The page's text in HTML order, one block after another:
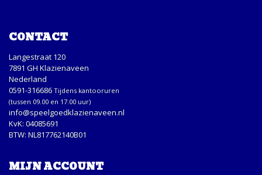
CONTACT
Langestraat 120
7891 GH Klazienaveen
Nederland
0591-316686 Tijdens kantooruren
(tussen 09.00 en 17.00 uur)
info@speelgoedklazienaveen.nl
KvK: 04085691
BTW: NL817762140B01
MIJN ACCOUNT